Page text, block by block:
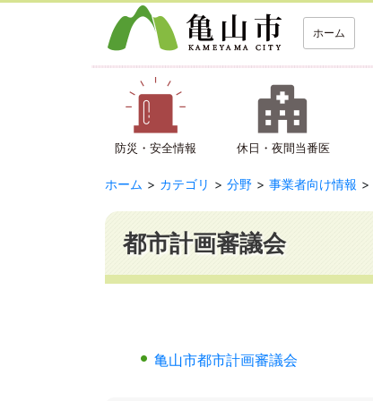
ホーム
防災・安全情報 休日・夜間当番医
ホーム カテゴリ 分野 事業者向け情報
都市計画審議会
亀山市都市計画審議会